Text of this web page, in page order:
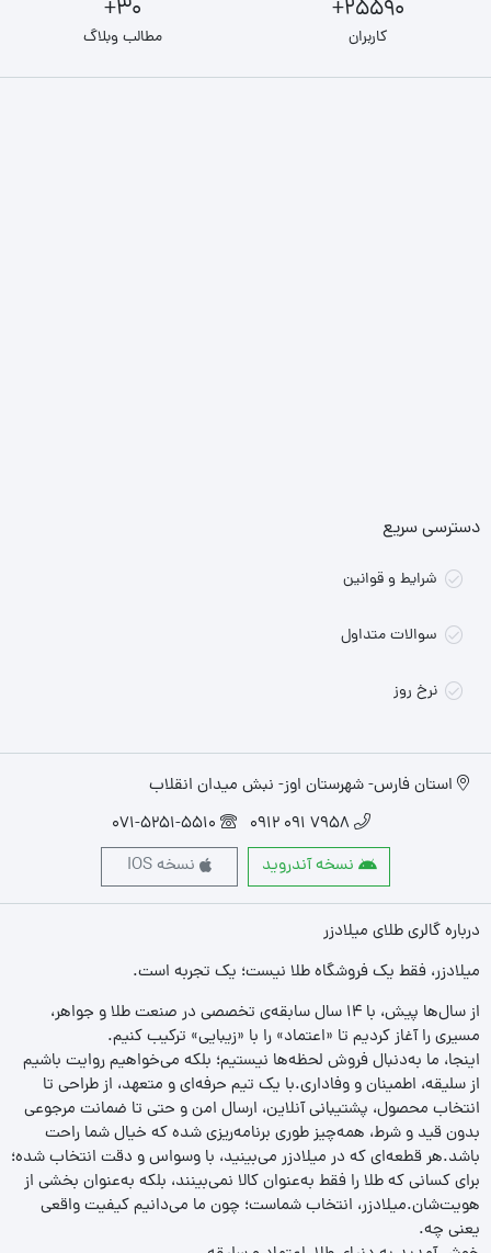
25590+
کاربران
30+
مطالب وبلاگ
دسترسی سریع
شرایط و قوانین
سوالات متداول
نرخ روز
استان فارس- شهرستان اوز- نبش میدان انقلاب
7958 091 0912
071-5251-5510
نسخه آندروید
نسخه IOS
درباره گالری طلای میلادزر
میلادزر، فقط یک فروشگاه طلا نیست؛ یک تجربه‌ است.
از سال‌ها پیش، با ۱۴ سال سابقه‌ی تخصصی در صنعت طلا و جواهر،
مسیری را آغاز کردیم تا «اعتماد» را با «زیبایی» ترکیب کنیم.
اینجا، ما به‌دنبال فروش لحظه‌ها نیستیم؛ بلکه می‌خواهیم روایت باشیم
از سلیقه، اطمینان و وفاداری.با یک تیم حرفه‌ای و متعهد، از طراحی تا
انتخاب محصول، پشتیبانی آنلاین، ارسال امن و حتی تا ضمانت مرجوعی
بدون قید و شرط، همه‌چیز طوری برنامه‌ریزی شده که خیال شما راحت
باشد.هر قطعه‌ای که در میلادزر می‌بینید، با وسواس و دقت انتخاب شده؛
برای کسانی که طلا را فقط به‌عنوان کالا نمی‌بینند، بلکه به‌عنوان بخشی از
هویت‌شان.میلادزر، انتخاب شماست؛ چون ما می‌دانیم کیفیت واقعی
یعنی چه.